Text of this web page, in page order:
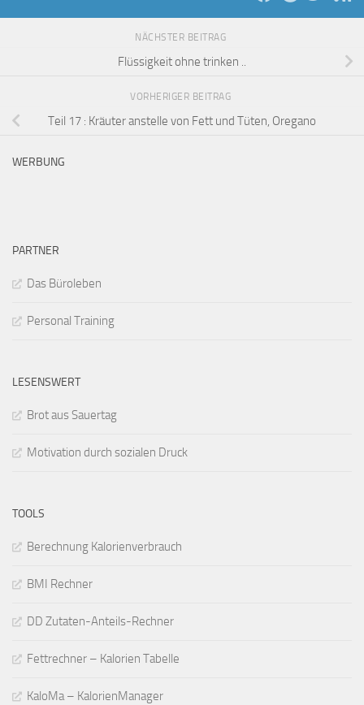
NÄCHSTER BEITRAG
Flüssigkeit ohne trinken ..
VORHERIGER BEITRAG
Teil 17 : Kräuter anstelle von Fett und Tüten, Oregano
WERBUNG
PARTNER
Das Büroleben
Personal Training
LESENSWERT
Brot aus Sauertag
Motivation durch sozialen Druck
TOOLS
Berechnung Kalorienverbrauch
BMI Rechner
DD Zutaten-Anteils-Rechner
Fettrechner – Kalorien Tabelle
KaloMa – KalorienManager